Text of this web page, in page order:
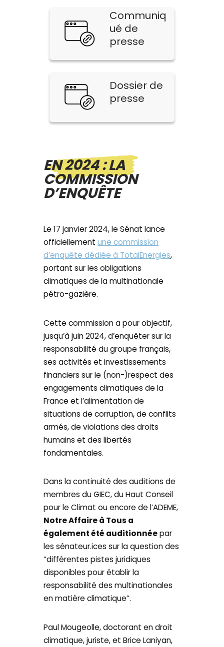
Communiq
ué de
presse
Dossier de
presse
EN 2024 : LA
COMMISSION
D’ENQUÊTE
Le 17 janvier 2024, le Sénat lance
officiellementune commission
d’enquête dédiée à TotalEnergies,
portant sur les obligations
climatiques de la multinationale
pétro-gazière.
Cette commission a pour objectif,
jusqu’à juin 2024, d’enquêter sur la
responsabilité du groupe français,
ses activités et investissements
financiers sur le (non-)respect des
engagements climatiques de la
France et l’alimentation de
situations de corruption, de conflits
armés, de violations des droits
humains et des libertés
fondamentales.
Dans la continuité des auditions de
membres du GIEC, du Haut Conseil
pour le Climat ou encore de l’ADEME,
Notre Affaire à Tous a
également été auditionnéepar
les sénateur.ices sur la question des
“différentes pistes juridiques
disponibles pour établir la
responsabilité des multinationales
en matière climatique”.
Paul Mougeolle, doctorant en droit
climatique, juriste, et Brice Laniyan,